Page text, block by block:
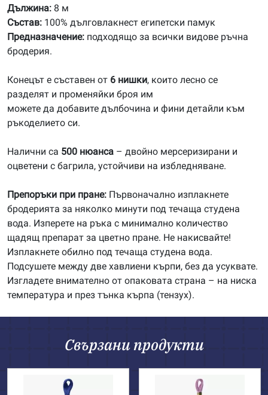
Дължина: 8 м
Състав: 100% дълговлакнест египетски памук
Предназначение: подходящо за всички видове ръчна
бродерия.
Конецът е съставен от 6 нишки, които лесно се
разделят и променяйки броя им
можете да добавите дълбочина и фини детайли към
ръкоделието си.
Налични са 500 нюанса – двойно мерсеризирани и
оцветени с багрила, устойчиви на избледняване.
Препоръки при пране: Първоначално изплакнете
бродерията за няколко минути под течаща студена
вода. Изперете на ръка с минимално количество
щадящ препарат за цветно пране. Не накисвайте!
Изплакнете обилно под течаща студена вода.
Подсушете между две хавлиени кърпи, без да усуквате.
Изгладете внимателно от опаковата страна – на ниска
температура и през тънка кърпа (тензух).
Свързани продукти